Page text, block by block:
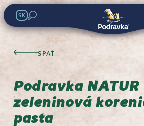
SK
SPÄŤ
Podravka NATUR
zeleninová
pasta
Podravka
zeleninová
koreniaca
Hľadať v obchodoch: